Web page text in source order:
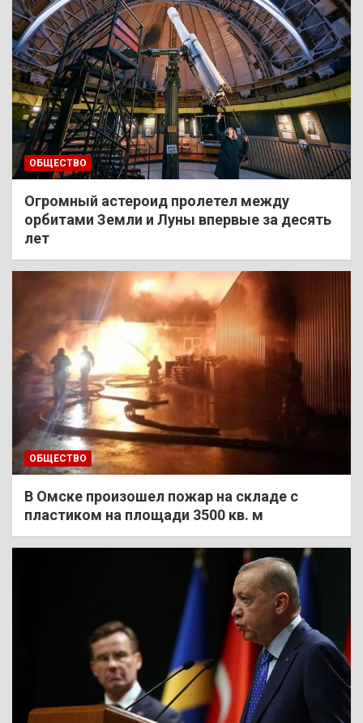
ОБЩЕСТВО
Огромный астероид пролетел между
орбитами Земли и Луны впервые за десять
лет
ОБЩЕСТВО
В Омске произошел пожар на складе с
пластиком на площади 3500 кв. м